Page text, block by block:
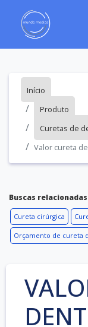
Início
Produto
Curetas de
Valor cureta
Buscas
Cureta cirúrgica
Orçamento de cureta